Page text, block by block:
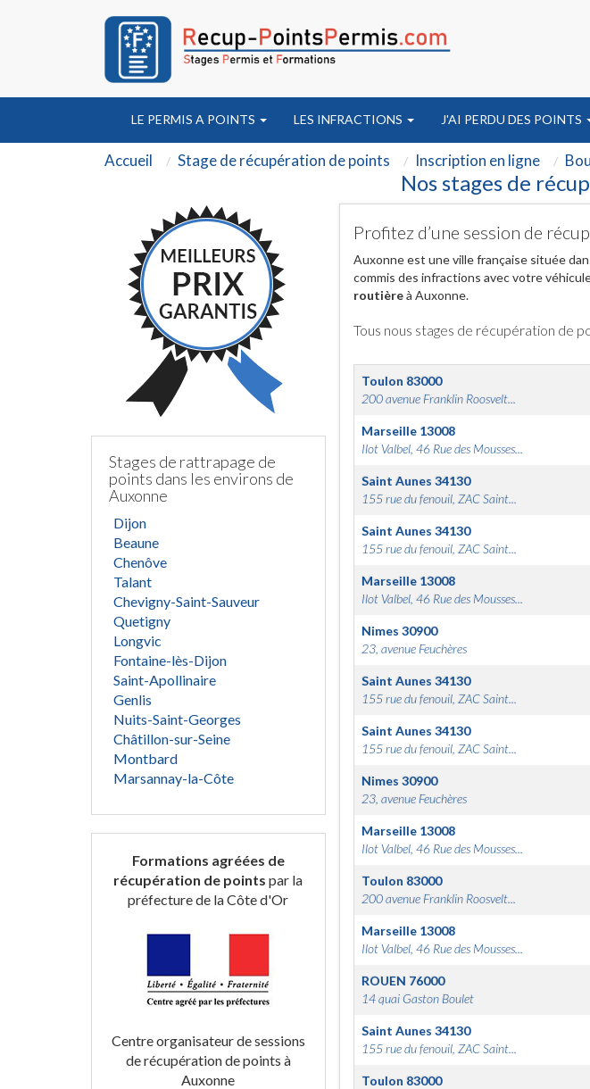
LE PERMIS A POINTS LES INFRACTIONS J'AI PERDU DES POINTS
Accueil Stage de récupération de points Inscription en ligne
Nos stages de
Stages de rattrapage de
points dans les environs de
Auxonne
Dijon
Beaune
Chenôve
Talant
Chevigny-Saint-Sauveur
Quetigny
Longvic
Fontaine-lès-Dijon
Saint-Apollinaire
Genlis
Nuits-Saint-Georges
Châtillon-sur-Seine
Montbard
Marsannay-la-Côte
Formations agréées de
récupération de points par la
préfecture de la Côte d'Or
Centre organisateur de sessions
de récupération de points à
Auxonne
Profitez d’une session de
Auxonne est une ville française située
commis des infractions avec votre
routièreà Auxonne.
Tous nous stages de récupération de
Toulon 83000
200 avenue Franklin Roosvelt...
Marseille 13008
Ilot Valbel, 46 Rue des Mousses...
Saint Aunes 34130
155 rue du fenouil, ZAC Saint...
Saint Aunes 34130
155 rue du fenouil, ZAC Saint...
Marseille 13008
Ilot Valbel, 46 Rue des Mousses...
Nimes 30900
23, avenue Feuchères
Saint Aunes 34130
155 rue du fenouil, ZAC Saint...
Saint Aunes 34130
155 rue du fenouil, ZAC Saint...
Nimes 30900
23, avenue Feuchères
Marseille 13008
Ilot Valbel, 46 Rue des Mousses...
Toulon 83000
200 avenue Franklin Roosvelt...
Marseille 13008
Ilot Valbel, 46 Rue des Mousses...
ROUEN 76000
14 quai Gaston Boulet
Saint Aunes 34130
155 rue du fenouil, ZAC Saint...
Toulon 83000